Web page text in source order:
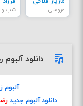
عروسی شب و
دانلود
آلبوم
دانلود آلبوم جدید